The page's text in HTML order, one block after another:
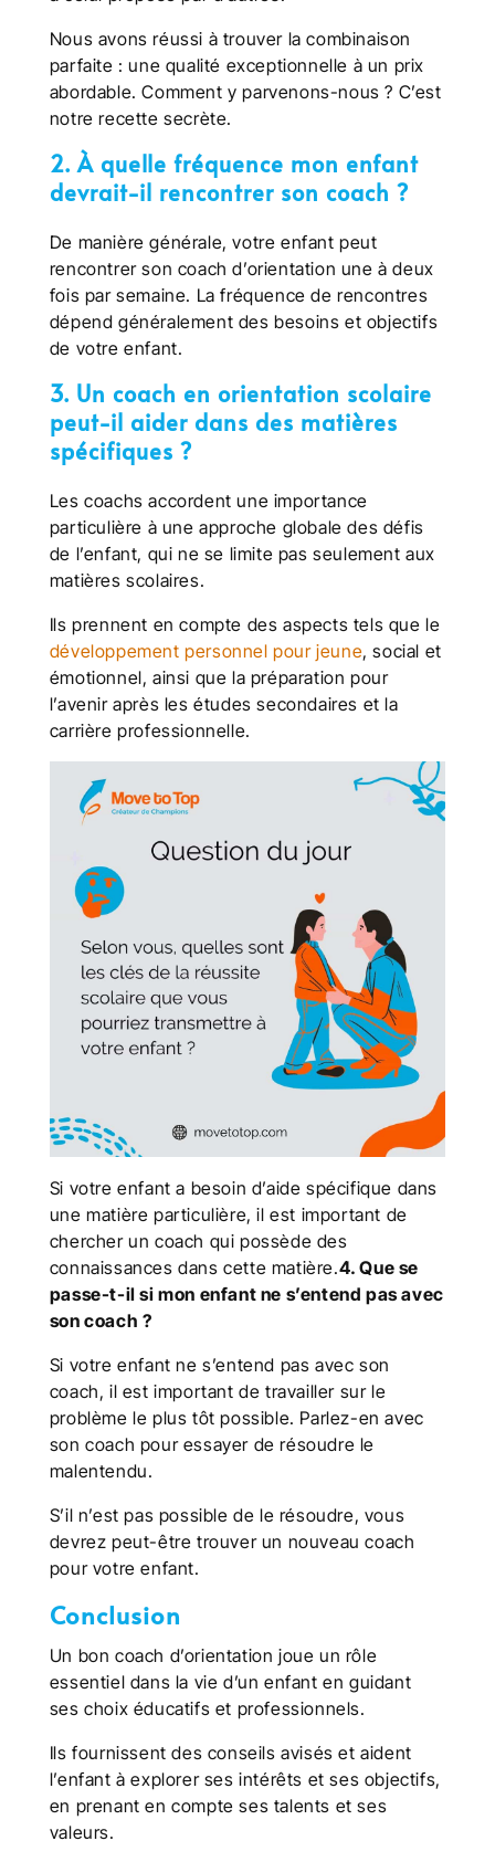
Nous avons réussi à trouver la combinaison
parfaite : une qualité exceptionnelle à un prix
abordable. Comment y parvenons-nous ? C’est
notre recette secrète.
2. À quelle fréquence mon enfant
devrait-il rencontrer son coach ?
De manière générale, votre enfant peut
rencontrer son coach d’orientation une à deux
fois par semaine. La fréquence de rencontres
dépend généralement des besoins et objectifs
de votre enfant.
3. Un coach en orientation scolaire
peut-il aider dans des matières
spécifiques ?
Les coachs accordent une importance
particulière à une approche globale des défis
de l’enfant, qui ne se limite pas seulement aux
matières scolaires.
Ils prennent en compte des aspects tels que le
développement personnel pour jeune, social et
émotionnel, ainsi que la préparation pour
l’avenir après les études secondaires et la
carrière professionnelle.
Si votre enfant a besoin d’aide spécifique dans
une matière particulière, il est important de
chercher un coach qui possède des
connaissances dans cette matière.4. Que se
passe-t-il si mon enfant ne s’entend pas avec
son coach ?
Si votre enfant ne s’entend pas avec son
coach, il est important de travailler sur le
problème le plus tôt possible. Parlez-en avec
son coach pour essayer de résoudre le
malentendu.
S’il n’est pas possible de le résoudre, vous
devrez peut-être trouver un nouveau coach
pour votre enfant.
Conclusion
Un bon coach d’orientation joue un rôle
essentiel dans la vie d’un enfant en guidant
ses choix éducatifs et professionnels.
Ils fournissent des conseils avisés et aident
l’enfant à explorer ses intérêts et ses objectifs,
en prenant en compte ses talents et ses
valeurs.